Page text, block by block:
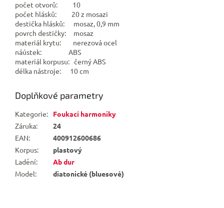
počet otvorů: 10
počet hlásků: 20 z mosazi
destička hlásků: mosaz, 0,9 mm
povrch destičky: mosaz
materiál krytu: nerezová ocel
náústek: ABS
materiál korpusu: černý ABS
délka nástroje: 10 cm
Doplňkové parametry
Kategorie:
Foukací harmoniky
Záruka:
24
EAN:
400912600686
Korpus:
plastový
Ladění:
Ab dur
Model: diatonické (bluesové)